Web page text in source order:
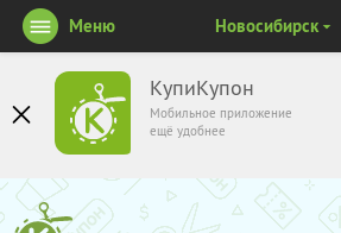
КупиКупон
Мобильное приложение
ещё удобнее
Меню Новосибирск